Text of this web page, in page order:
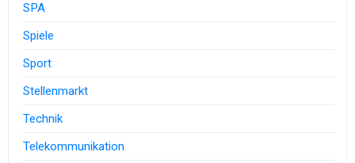
SPA
Spiele
Sport
Stellenmarkt
Technik
Telekommunikation